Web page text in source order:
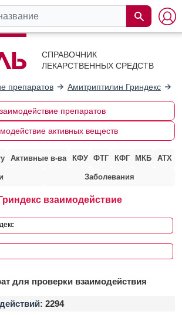
СПРАВОЧНИК
ЛЕКАРСТВЕННЫХ СРЕДСТВ
препаратов Амитриптилин Гриндекс
препаратов
активных веществ
Активные в-ва КФУ ФТГ КФГ МКБ АТХ
Заболевания
взаимодействие
для проверки взаимодействия
2294